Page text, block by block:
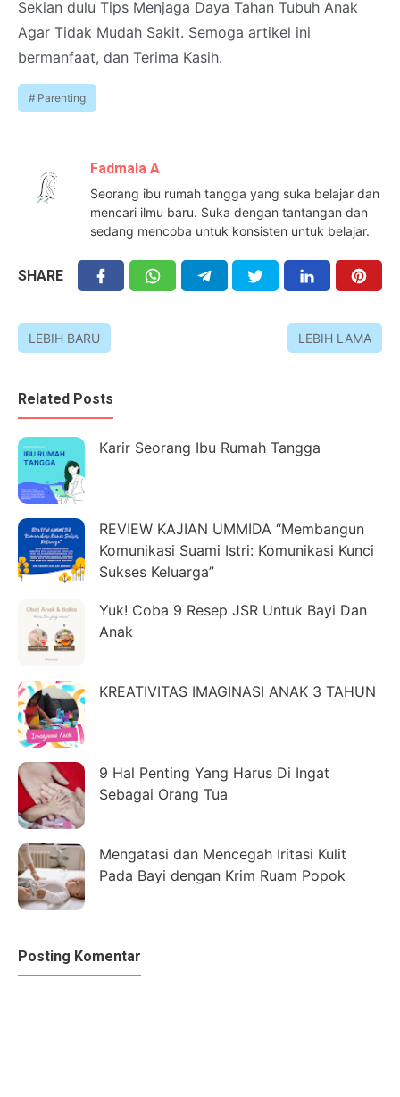
Sekian dulu Tips Menjaga Daya Tahan Tubuh Anak
Agar Tidak Mudah Sakit. Semoga artikel ini
bermanfaat, dan Terima Kasih.
Parenting
Fadmala A
Seorang ibu rumah tangga yang suka belajar dan
mencari ilmu baru. Suka dengan tantangan dan
sedang mencoba untuk konsisten untuk belajar.
SHARE
LEBIH BARU LEBIH LAMA
Related Posts
Karir Seorang Ibu Rumah Tangga
REVIEW KAJIAN UMMIDA “Membangun
Komunikasi Suami Istri: Komunikasi Kunci
Sukses Keluarga”
Yuk! Coba 9 Resep JSR Untuk Bayi Dan
Anak
KREATIVITAS IMAGINASI ANAK 3 TAHUN
9 Hal Penting Yang Harus Di Ingat
Sebagai Orang Tua
Mengatasi dan Mencegah Iritasi Kulit
Pada Bayi dengan Krim Ruam Popok
Posting Komentar